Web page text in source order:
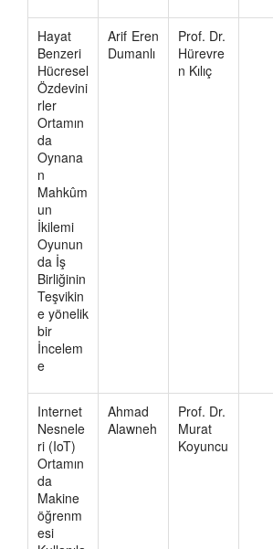
Hayat
Benzeri
Hücresel
Özdevini
rler
Ortamın
da
Oynana
n
Mahkûm
un
İkilemi
Oyunun
da İş
Birliğinin
Teşvikin
e yönelik
bir
İncelem
e
Arif Eren
Dumanlı
Prof. Dr.
Hürevre
n Kılıç
Internet
Nesnele
ri (IoT)
Ortamın
da
Makine
öğrenm
esi
Ahmad
Alawneh
Prof. Dr.
Murat
Koyuncu